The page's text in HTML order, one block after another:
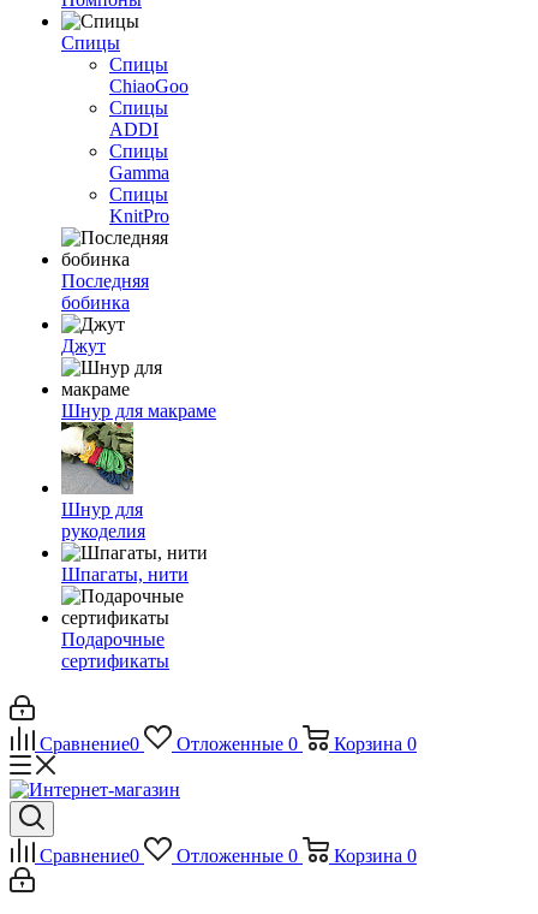
Спицы
Спицы
ChiaoGoo
Спицы
ADDI
Спицы
Gamma
Спицы
KnitPro
Последняя
бобинка
Джут
Шнур для макраме
Шнур для
рукоделия
Шпагаты, нити
Подарочные
сертификаты
Сравнение0 Отложенные 0 Корзина 0
Сравнение0 Отложенные 0 Корзина 0